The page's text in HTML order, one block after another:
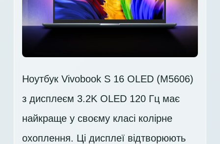
Ноутбук Vivobook S 16 OLED (M5606)
з дисплеєм 3.2K OLED 120 Гц має
найкраще у своєму класі колірне
охоплення. Ці дисплеї відтворюють